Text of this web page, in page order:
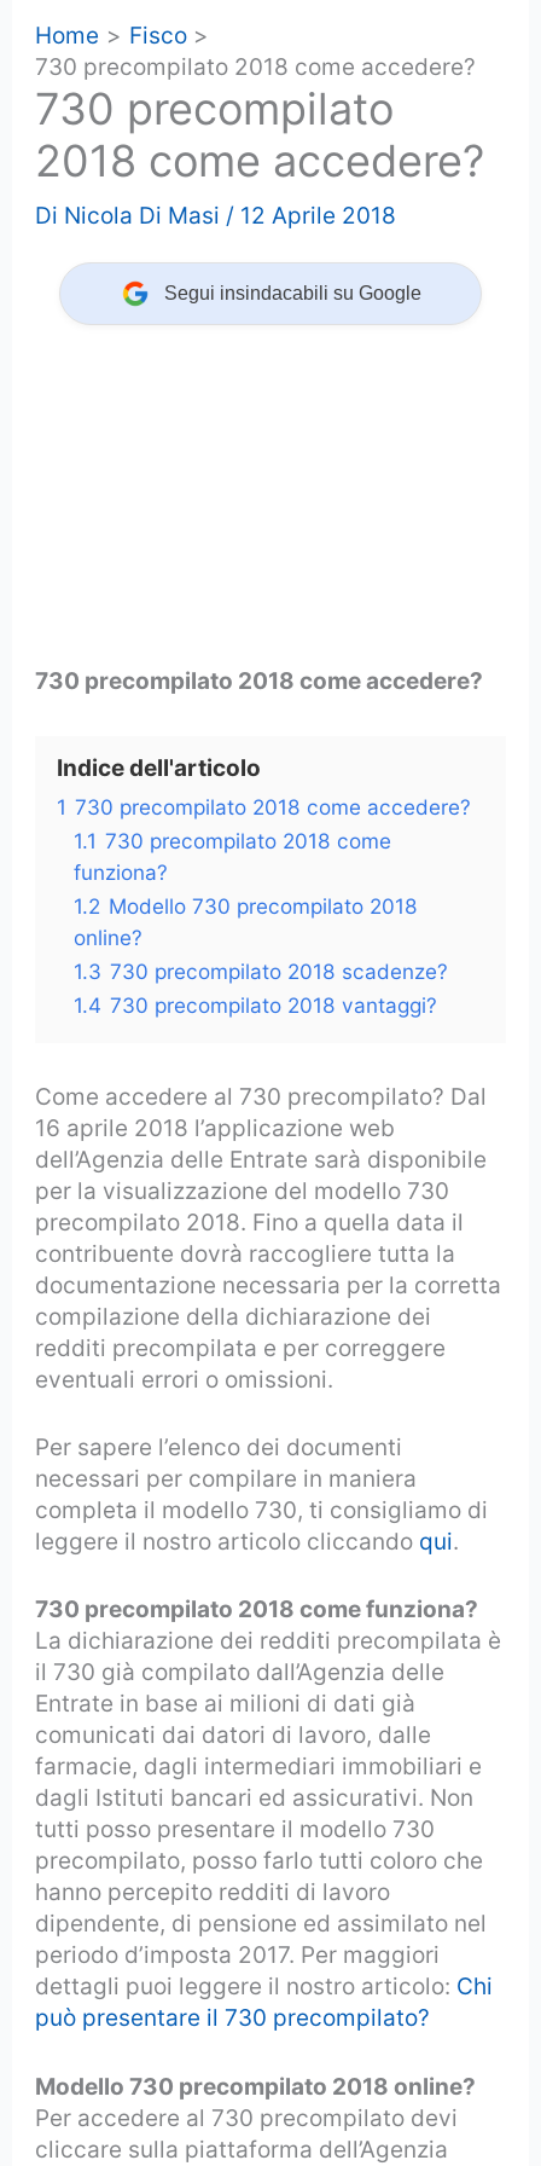
Home
Fisco
730 precompilato 2018 come accedere?
730 precompilato
2018 come accedere?
Di Nicola Di Masi / 12 Aprile 2018
Segui insindacabili su Google
730 precompilato 2018 come accedere?
Indice dell'articolo
1 730 precompilato 2018 come accedere?
1.1 730 precompilato 2018 come
funziona?
1.2 Modello 730 precompilato 2018
online?
1.3 730 precompilato 2018 scadenze?
1.4 730 precompilato 2018 vantaggi?
Come accedere al 730 precompilato? Dal
16 aprile 2018 l’applicazione web
dell’Agenzia delle Entrate sarà disponibile
per la visualizzazione del modello 730
precompilato 2018. Fino a quella data il
contribuente dovrà raccogliere tutta la
documentazione necessaria per la corretta
compilazione della dichiarazione dei
redditi precompilata e per correggere
eventuali errori o omissioni.
Per sapere l’elenco dei documenti
necessari per compilare in maniera
completa il modello 730, ti consigliamo di
leggere il nostro articolo cliccando qui.
730 precompilato 2018 come funziona?
La dichiarazione dei redditi precompilata è
il 730 già compilato dall’Agenzia delle
Entrate in base ai milioni di dati già
comunicati dai datori di lavoro, dalle
farmacie, dagli intermediari immobiliari e
dagli Istituti bancari ed assicurativi. Non
tutti posso presentare il modello 730
precompilato, posso farlo tutti coloro che
hanno percepito redditi di lavoro
dipendente, di pensione ed assimilato nel
periodo d’imposta 2017. Per maggiori
dettagli puoi leggere il nostro articolo: Chi
può presentare il 730 precompilato?
Modello 730 precompilato 2018 online?
Per accedere al 730 precompilato devi
cliccare sulla piattaforma dell’Agenzia